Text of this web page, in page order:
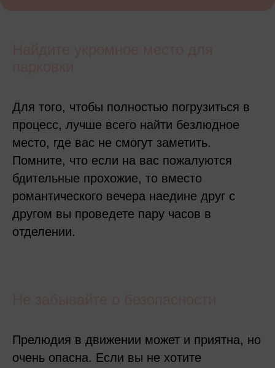
Для того, чтобы полностью погрузиться в
процесс, лучше всего найти безлюдное
место, где вас не смогут заметить.
Помните, что если на вас пожалуются
бдительные прохожие, то вместо
романтического вечера наедине друг с
другом вы проведете пару часов в
отделении.
Прелюдия в движении может и приятна, но
очень опасна. Если вы не хотите